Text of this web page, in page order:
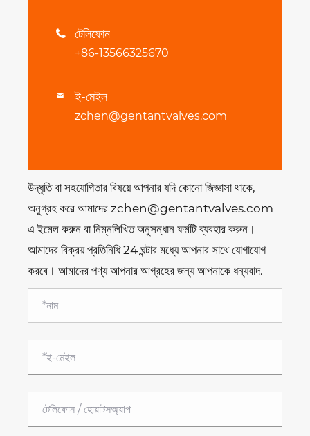
 টেলিফোন
+86-13566325670
 ই-মেইল
zchen@gentantvalves.com
উদ্ধৃতি বা সহযোগিতার বিষয়ে আপনার যদি কোনো জিজ্ঞাসা থাকে,
অনুগ্রহ করে আমাদের zchen@gentantvalves.com
এ ইমেল করুন বা নিম্নলিখিত অনুসন্ধান ফর্মটি ব্যবহার করুন।
আমাদের বিক্রয় প্রতিনিধি 24 ঘন্টার মধ্যে আপনার সাথে যোগাযোগ
করবে। আমাদের পণ্য আপনার আগ্রহের জন্য আপনাকে ধন্যবাদ.